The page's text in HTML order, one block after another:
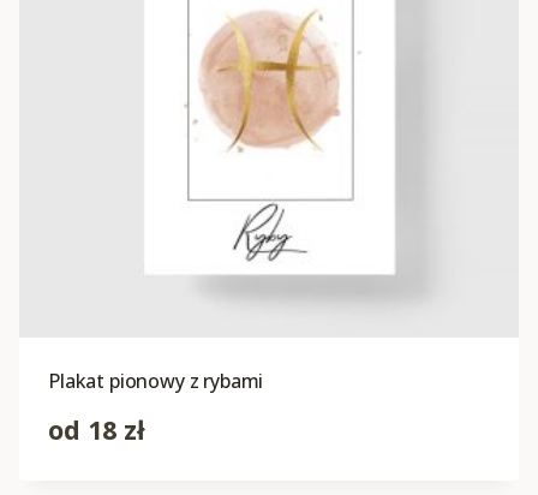
Plakat pionowy z rybami
od 18 zł